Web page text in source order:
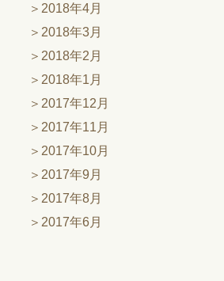
2018年4月
2018年3月
2018年2月
2018年1月
2017年12月
2017年11月
2017年10月
2017年9月
2017年8月
2017年6月